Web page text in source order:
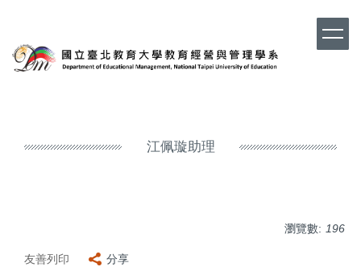
主
要
江佩璇助理
瀏覽數: 196
友善列印 分享